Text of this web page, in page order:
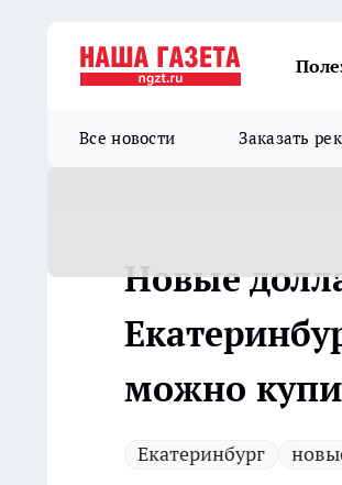
Все новости Заказать
Новые
можно
Екатеринбург